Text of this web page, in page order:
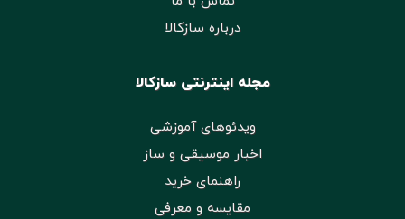
درباره سازکالا
مجله اینترنتی سازکالا
ویدئوهای آموزشی
اخبار موسیقی و ساز
راهنمای خرید
مقایسه و معرفی